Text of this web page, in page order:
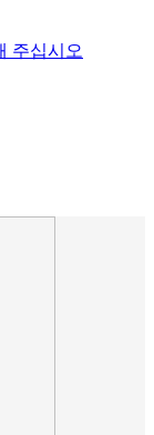
주십시오